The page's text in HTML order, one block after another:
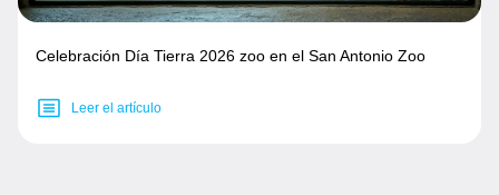
Celebración Día Tierra 2026 zoo en el San Antonio Zoo
Leer el artículo